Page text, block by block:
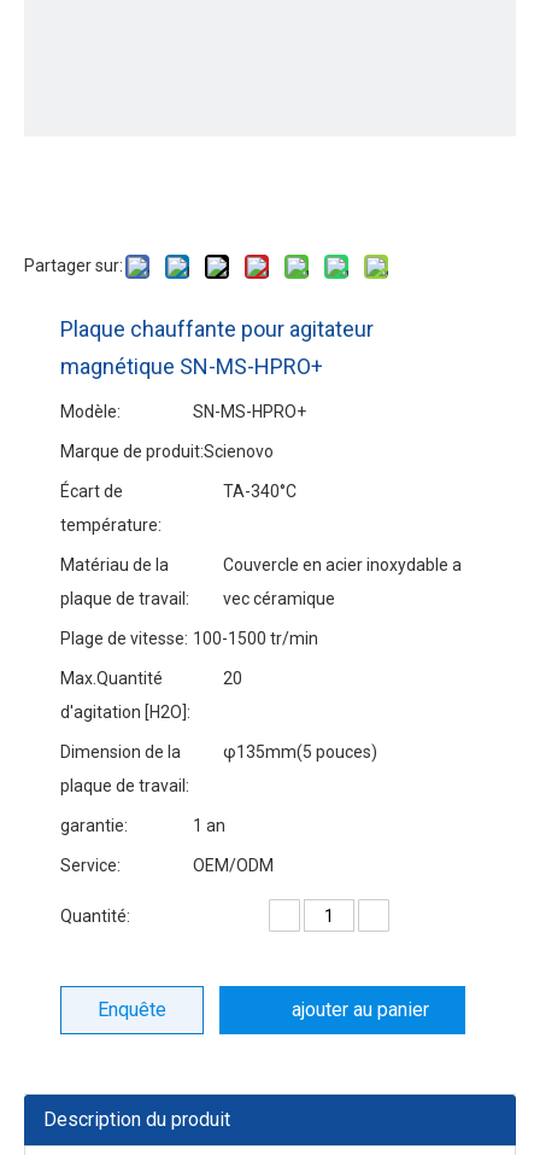
Partager sur:
Plaque chauffante pour agitateur
magnétique SN-MS-HPRO+
Modèle: SN-MS-HPRO+
Marque de produit:Scienovo
Écart de
température:
TA-340°C
Matériau de la
plaque de travail:
Couvercle en acier inoxydable a
vec céramique
Plage de vitesse: 100-1500 tr/min
Max.Quantité
d'agitation [H2O]:
20
Dimension de la
plaque de travail:
φ135mm(5 pouces)
garantie: 1 an
Service: OEM/ODM
Quantité:
Enquête ajouter au panier
Description du produit